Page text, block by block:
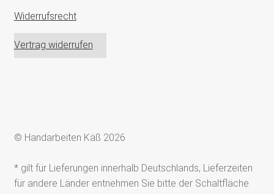
Widerrufsrecht
Vertrag widerrufen
© Handarbeiten Käß 2026
* gilt für Lieferungen innerhalb Deutschlands, Lieferzeiten
für andere Länder entnehmen Sie bitte der Schaltfläche